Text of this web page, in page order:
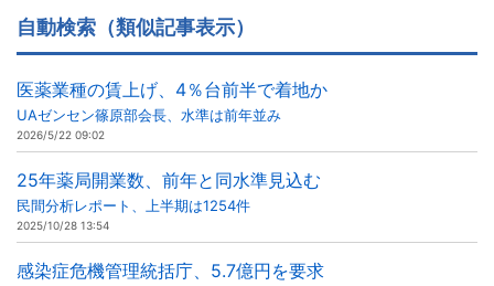
自動検索（類似記事表示）
医薬業種の賃上げ、4％台前半で着地か
UAゼンセン篠原部会長、水準は前年並み
2026/5/22 09:02
25年薬局開業数、前年と同水準見込む
民間分析レポート、上半期は1254件
2025/10/28 13:54
感染症危機管理統括庁、5.7億円を要求